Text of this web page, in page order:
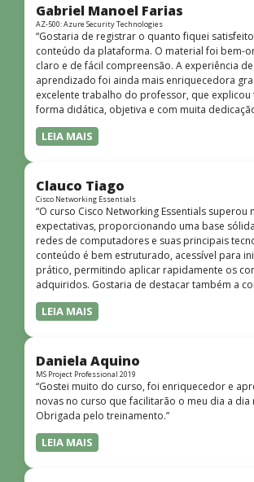
quem não tem uma bagagem técnica muito
Gabriel Manoel Farias
AZ-500: Azure Security Technologies
“Gostaria de registrar o quanto fiquei
conteúdo da plataforma. O material foi bem-
claro e de fácil compreensão. A experiência de
aprendizado foi ainda mais enriquecedora
excelente trabalho do professor, que explicou
forma didática, objetiva e com muita
dúvida, foi uma jornada de muito aprendizado!”
LEIA MAIS
Clauco Tiago
Cisco Networking Essentials
“O curso Cisco Networking Essentials superou
expectativas, proporcionando uma base
redes de computadores e suas principais
conteúdo é bem estruturado, acessível para
prático, permitindo aplicar rapidamente os
adquiridos. Gostaria de destacar também a
o conhecimento técnico do instrutor Peterson,
demonstrou total domínio do assunto e soube
dinâmicas e envolventes. Recomendo o curso
que desejam iniciar ou aprofundar seus
redes!”
LEIA MAIS
Daniela Aquino
MS Project Professional 2019
“Gostei muito do curso, foi enriquecedor e
novas no curso que facilitarão o meu dia a dia
Obrigada pelo treinamento.”
LEIA MAIS